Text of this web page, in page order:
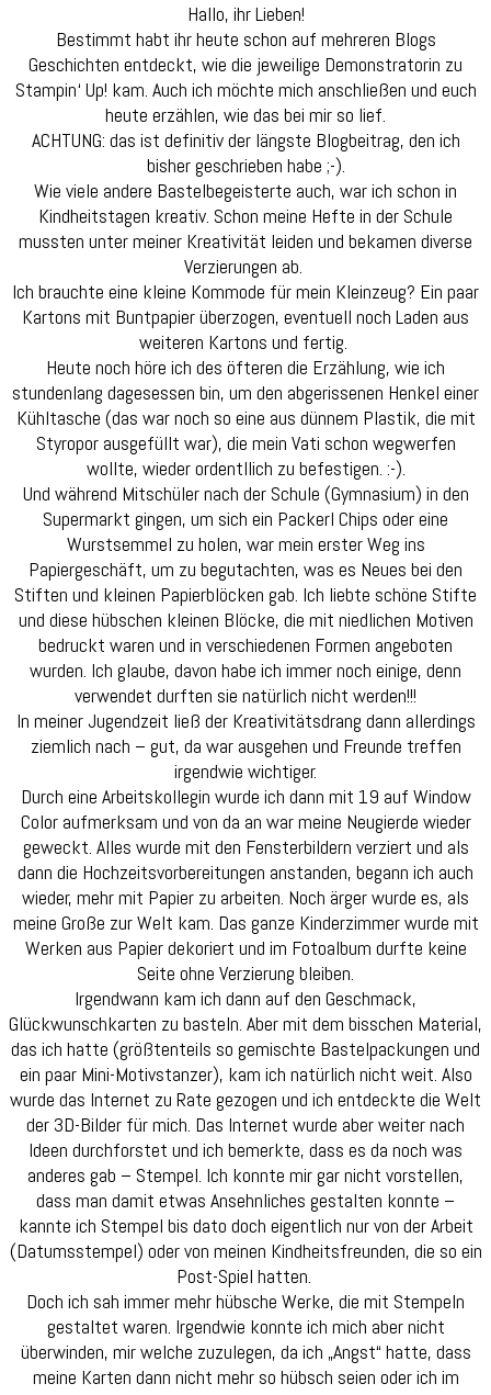
Hallo, ihr Lieben!
Bestimmt habt ihr heute schon auf mehreren Blogs
Geschichten entdeckt, wie die jeweilige Demonstratorin zu
Stampin‘ Up! kam. Auch ich möchte mich anschließen und euch
heute erzählen, wie das bei mir so lief.
ACHTUNG: das ist definitiv der längste Blogbeitrag, den ich
bisher geschrieben habe ;-).
Wie viele andere Bastelbegeisterte auch, war ich schon in
Kindheitstagen kreativ. Schon meine Hefte in der Schule
mussten unter meiner Kreativität leiden und bekamen diverse
Verzierungen ab.
Ich brauchte eine kleine Kommode für mein Kleinzeug? Ein paar
Kartons mit Buntpapier überzogen, eventuell noch Laden aus
weiteren Kartons und fertig.
Heute noch höre ich des öfteren die Erzählung, wie ich
stundenlang dagesessen bin, um den abgerissenen Henkel einer
Kühltasche (das war noch so eine aus dünnem Plastik, die mit
Styropor ausgefüllt war), die mein Vati schon wegwerfen
wollte, wieder ordentllich zu befestigen. :-).
Und während Mitschüler nach der Schule (Gymnasium) in den
Supermarkt gingen, um sich ein Packerl Chips oder eine
Wurstsemmel zu holen, war mein erster Weg ins
Papiergeschäft, um zu begutachten, was es Neues bei den
Stiften und kleinen Papierblöcken gab. Ich liebte schöne Stifte
und diese hübschen kleinen Blöcke, die mit niedlichen Motiven
bedruckt waren und in verschiedenen Formen angeboten
wurden. Ich glaube, davon habe ich immer noch einige, denn
verwendet durften sie natürlich nicht werden!!!
In meiner Jugendzeit ließ der Kreativitätsdrang dann allerdings
ziemlich nach – gut, da war ausgehen und Freunde treffen
irgendwie wichtiger.
Durch eine Arbeitskollegin wurde ich dann mit 19 auf Window
Color aufmerksam und von da an war meine Neugierde wieder
geweckt. Alles wurde mit den Fensterbildern verziert und als
dann die Hochzeitsvorbereitungen anstanden, begann ich auch
wieder, mehr mit Papier zu arbeiten. Noch ärger wurde es, als
meine Große zur Welt kam. Das ganze Kinderzimmer wurde mit
Werken aus Papier dekoriert und im Fotoalbum durfte keine
Seite ohne Verzierung bleiben.
Irgendwann kam ich dann auf den Geschmack,
Glückwunschkarten zu basteln. Aber mit dem bisschen Material,
das ich hatte (größtenteils so gemischte Bastelpackungen und
ein paar Mini-Motivstanzer), kam ich natürlich nicht weit. Also
wurde das Internet zu Rate gezogen und ich entdeckte die Welt
der 3D-Bilder für mich. Das Internet wurde aber weiter nach
Ideen durchforstet und ich bemerkte, dass es da noch was
anderes gab – Stempel. Ich konnte mir gar nicht vorstellen,
dass man damit etwas Ansehnliches gestalten konnte –
kannte ich Stempel bis dato doch eigentlich nur von der Arbeit
(Datumsstempel) oder von meinen Kindheitsfreunden, die so ein
Post-Spiel hatten.
Doch ich sah immer mehr hübsche Werke, die mit Stempeln
gestaltet waren. Irgendwie konnte ich mich aber nicht
überwinden, mir welche zuzulegen, da ich „Angst“ hatte, dass
meine Karten dann nicht mehr so hübsch seien oder ich im